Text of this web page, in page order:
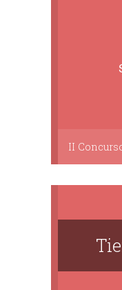
II